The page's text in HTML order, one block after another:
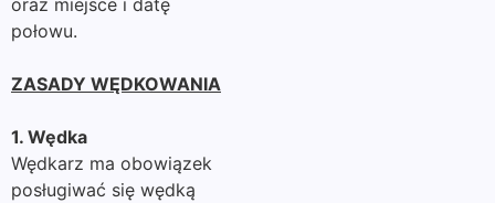
oraz miejsce i datę
połowu.
ZASADY WĘDKOWANIA
1. Wędka
Wędkarz ma obowiązek
posługiwać się wędką